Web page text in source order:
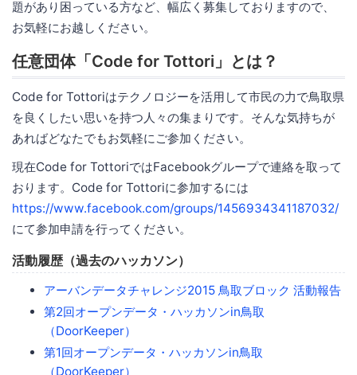
題があり困っている方など、幅広く募集しておりますので、
お気軽にお越しください。
任意団体「Code for Tottori」とは？
Code for Tottoriはテクノロジーを活用して市民の力で鳥取県
を良くしたい思いを持つ人々の集まりです。そんな気持ちが
あればどなたでもお気軽にご参加ください。
現在Code for TottoriではFacebookグループで連絡を取って
おります。Code for Tottoriに参加するには
https://www.facebook.com/groups/1456934341187032/
にて参加申請を行ってください。
活動履歴（過去のハッカソン）
アーバンデータチャレンジ2015 鳥取ブロック 活動報告
第2回オープンデータ・ハッカソンin鳥取
（DoorKeeper）
第1回オープンデータ・ハッカソンin鳥取
（DoorKeeper）